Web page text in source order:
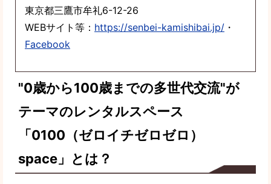
東京都三鷹市牟礼6-12-26
WEBサイト等： https://senbei-kamishibai.jp/ ・
Facebook
"0歳から100歳までの多世代交流"が
テーマのレンタルスペース
「0100（ゼロイチゼロゼロ）
space」とは？